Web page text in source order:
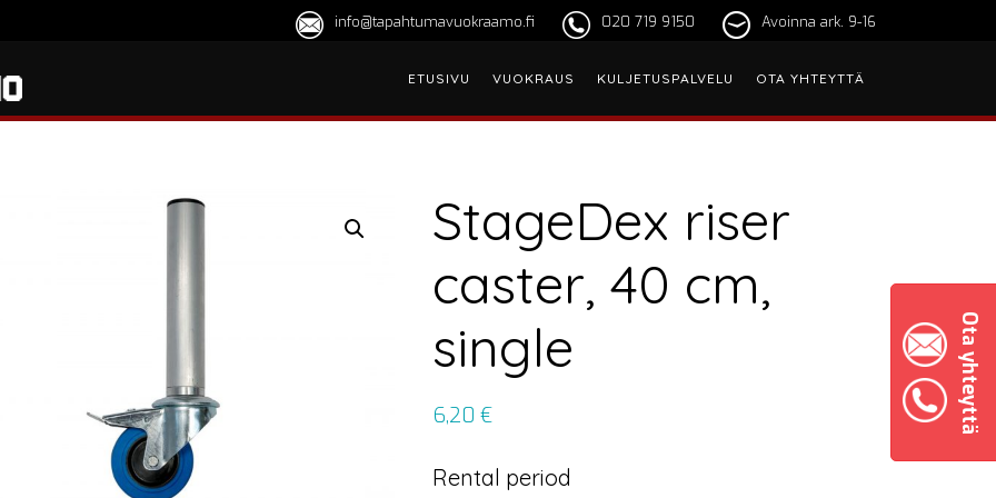
Ota yhteyttä
Avoinna ark. 9-16
020 719 9150
info@tapahtumavuokraamo.fi
ETUSIVU VUOKRAUS KULJETUSPALVELU OTA YHTEYTTÄ
StageDex riser
caster, 40 cm,
single
6,20 €
Rental period